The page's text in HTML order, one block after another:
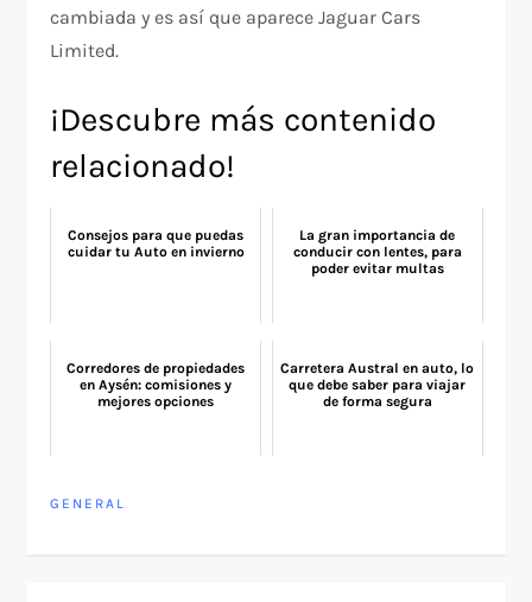
cambiada y es así que aparece Jaguar Cars
Limited.
¡Descubre más contenido
relacionado!
Consejos para que puedas
cuidar tu Auto en invierno
La gran importancia de
conducir con lentes, para
poder evitar multas
Corredores de propiedades
en Aysén: comisiones y
mejores opciones
Carretera Austral en auto, lo
que debe saber para viajar
de forma segura
GENERAL